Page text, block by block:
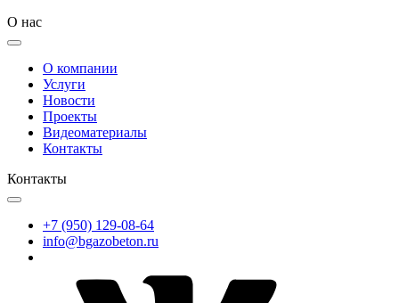
О нас
О компании
Услуги
Новости
Проекты
Видеоматериалы
Контакты
Контакты
+7 (950) 129-08-64
info@bgazobeton.ru